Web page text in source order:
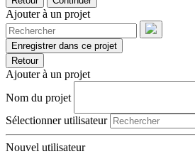
Ajouter à un projet
Enregistrer dans ce projet
Retour
Ajouter à un projet
Nom du projet
Sélectionner utilisateur
Nouvel utilisateur